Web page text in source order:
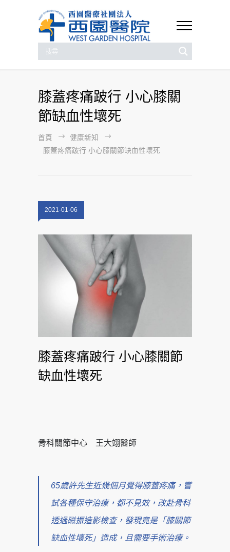
膝蓋疼痛跛行 小心膝關
節缺血性壞死
首頁
健康新知
膝蓋疼痛跛行 小心膝關節缺血性壞死
2021-01-06
膝蓋疼痛跛行 小心膝關節
缺血性壞死
骨科關節中心 王大翊醫師
65歲許先生近幾個月覺得膝蓋疼痛，嘗
試各種保守治療，都不見效，改赴骨科
透過磁振造影檢查，發現竟是「膝關節
缺血性壞死」造成，且需要手術治療。